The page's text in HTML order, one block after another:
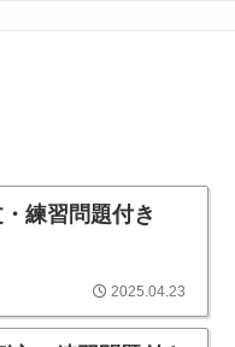
練習問題付き
2025.04.23